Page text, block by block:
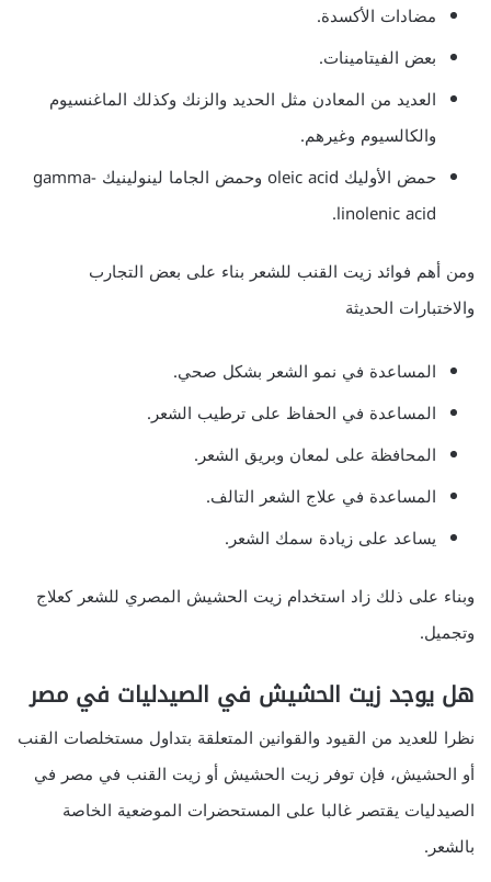
مضادات الأكسدة.
بعض الفيتامينات.
العديد من المعادن مثل الحديد والزنك وكذلك الماغنسيوم
والكالسيوم وغيرهم.
حمض الأوليك oleic acid وحمض الجاما لينولينيك gamma-
linolenic acid.
ومن أهم فوائد زيت القنب للشعر بناء على بعض التجارب
والاختبارات الحديثة
المساعدة في نمو الشعر بشكل صحي.
المساعدة في الحفاظ على ترطيب الشعر.
المحافظة على لمعان وبريق الشعر.
المساعدة في علاج الشعر التالف.
يساعد على زيادة سمك الشعر.
وبناء على ذلك زاد استخدام زيت الحشيش المصري للشعر كعلاج
وتجميل.
هل يوجد زيت الحشيش في الصيدليات في مصر
نظرا للعديد من القيود والقوانين المتعلقة بتداول مستخلصات القنب
أو الحشيش، فإن توفر زيت الحشيش أو زيت القنب في مصر في
الصيدليات يقتصر غالبا على المستحضرات الموضعية الخاصة
بالشعر.